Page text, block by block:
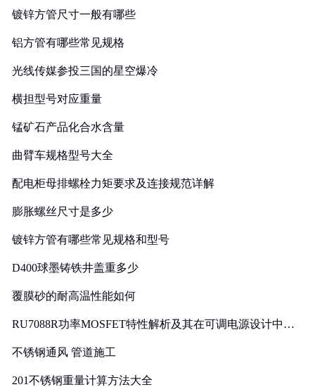
镀锌方管尺寸一般有哪些
铝方管有哪些常见规格
光线传媒参投三国的星空爆冷
横担型号对应重量
锰矿石产品化合水含量
曲臂车规格型号大全
配电柜母排螺栓力矩要求及连接规范详解
膨胀螺丝尺寸是多少
镀锌方管有哪些常见规格和型号
D400球墨铸铁井盖重多少
覆膜砂的耐高温性能如何
RU7088R功率MOSFET特性解析及其在可调电源设计中的
不锈钢通风 管道施工
201不锈钢重量计算方法大全